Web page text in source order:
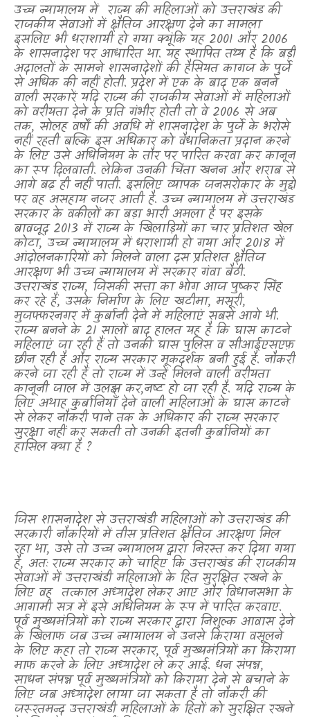
उच्च न्यायालय में राज्य की महिलाओं को उत्तराखंड की
राजकीय सेवाओं में क्षैतिज आरक्षण देने का मामला
इसलिए भी धराशायी हो गया क्यूंकि यह 2001 और 2006
के शासनादेश पर आधारित था. यह स्थापित तथ्य है कि बड़ी
अदालतों के सामने शासनादेशों की हैसियत कागज के पुर्जे
से अधिक की नहीं होती. प्रदेश में एक के बाद एक बनने
वाली सरकारें यदि राज्य की राजकीय सेवाओं में महिलाओं
को वरीयता देने के प्रति गंभीर होती तो वे2006से अब
तक, सोलह वर्षों की अवधि में शासनादेश के पुर्जे के भरोसे
नहीं रहती बल्कि इस अधिकार को वैधानिकता प्रदान करने
के लिए उसे अधिनियम के तौर पर पारित करवा कर कानून
का रूप दिलवाती. लेकिन उनकी चिंता खनन और शराब से
आगे बढ़ ही नहीं पाती. इसलिए व्यापक जनसरोकार के मुद्दों
पर वह असहाय नजर आती है. उच्च न्यायालय में उत्तराखंड
सरकार के वकीलों का बड़ा भारी अमला है पर इसके
बावजूद 2013 में राज्य के खिलाड़ियों का चार प्रतिशत खेल
कोटा, उच्च न्यायालय में धराशायी हो गया और 2018 में
आंदोलनकारियों को मिलने वाला दस प्रतिशत क्षैतिज
आरक्षण भी उच्च न्यायालय में सरकार गंवा बैठी.
उत्तराखंड राज्य, जिसकी सत्ता का भोग आज पुष्कर सिंह
कर रहे हैं, उसके निर्माण के लिए खटीमा, मसूरी,
मुजफ्फरनगर में कुर्बानी देने में महिलाएं सबसे आगे थी.
राज्य बनने के 21 सालों बाद हालत यह है कि घास काटने
महिलाएं जा रही हैं तो उनकी घास पुलिस व सीआईएसएफ़
छीन रही है और राज्य सरकार मूकदर्शक बनी हुई है. नौकरी
करने जा रही हैं तो राज्य में उन्हें मिलने वाली वरीयता
कानूनी जाल में उलझ कर,नष्ट हो जा रही है. यदि राज्य के
लिए अथाह कुर्बानियाँ देने वाली महिलाओं के घास काटने
से लेकर नौकरी पाने तक के अधिकार की राज्य सरकार
सुरक्षा नहीं कर सकती तो उनकी इतनी कुर्बानियों का
हासिल क्या है ?
जिस शासनादेश से उत्तराखंडी महिलाओं को उत्तराखंड की
सरकारी नौकरियों में तीस प्रतिशत क्षैतिज आरक्षण मिल
रहा था, उसे तो उच्च न्यायालय द्वारा निरस्त कर दिया गया
है, अतः राज्य सरकार को चाहिए कि उत्तराखंड की राजकीय
सेवाओं में उत्तराखंडी महिलाओं के हित सुरक्षित रखने के
लिए वह तत्काल अध्यादेश लेकर आए और विधानसभा के
आगामी सत्र में इसे अधिनियम के रूप में पारित करवाए.
पूर्व मुख्यमंत्रियों को राज्य सरकार द्वारा निशुल्क आवास देने
के खिलाफ जब उच्च न्यायालय ने उनसे किराया वसूलने
के लिए कहा तो राज्य सरकार,पूर्व मुख्यमंत्रियों का किराया
माफ करने के लिए अध्यादेश ले कर आई. धन संपन्न,
साधन संपन्न पूर्व मुख्यमंत्रियों को किराया देने से बचाने के
लिए जब अध्यादेश लाया जा सकता है तो नौकरी की
जरूरतमन्द उत्तराखंडी महिलाओं के हितों को सुरक्षित रखने